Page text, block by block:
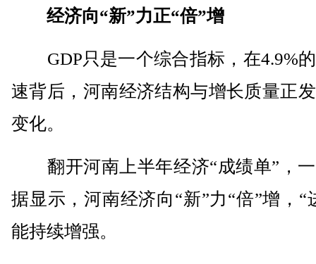
经济向“新”力正“倍”增
GDP只是一个综合指标，在4.9%
速背后，河南经济结构与增长质量正
变化。
翻开河南上半年经济“成绩单”，
据显示，河南经济向“新”力“倍”增，“
能持续增强。